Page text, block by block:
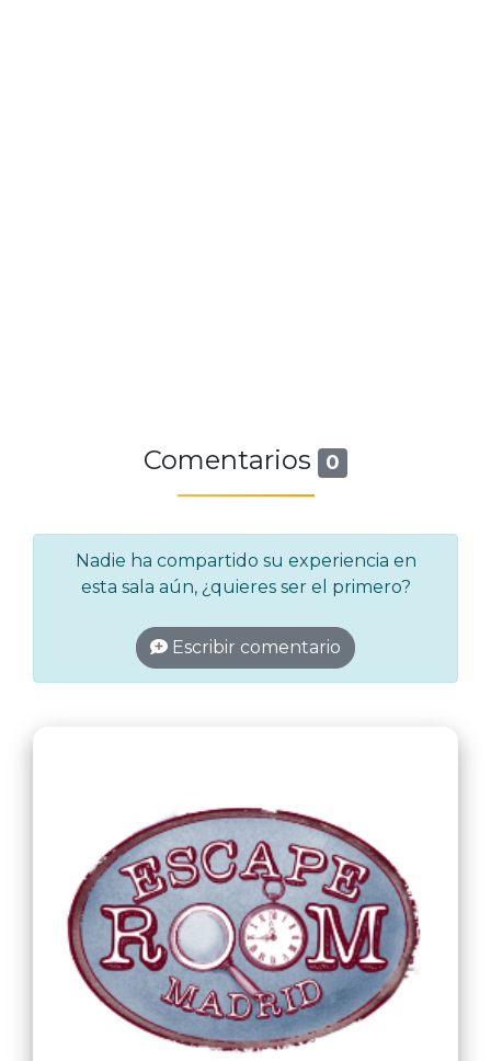
Comentarios 0
Nadie ha compartido su experiencia en
esta sala aún, ¿quieres ser el primero?
Escribir comentario